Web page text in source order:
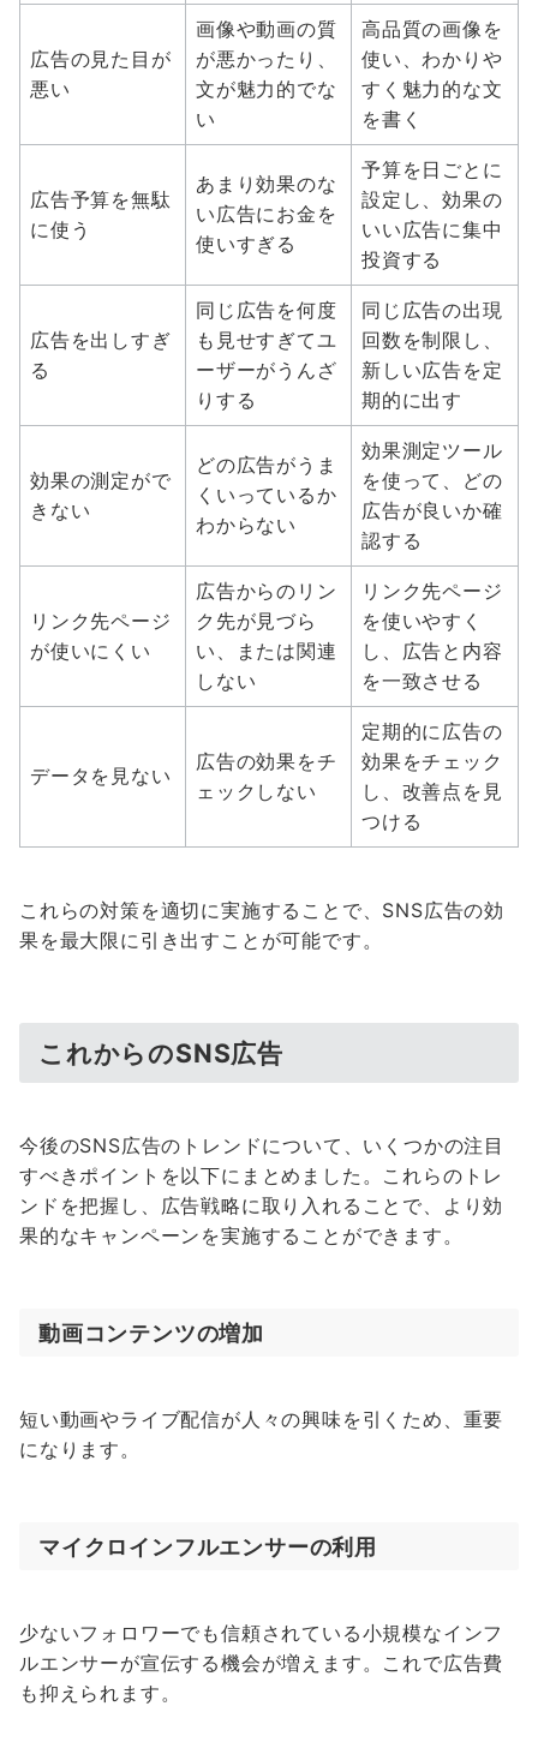
広告の見た目が
悪い
画像や動画の質
が悪かったり、
文が魅力的でな
い
高品質の画像を
使い、わかりや
すく魅力的な文
を書く
広告予算を無駄
に使う
あまり効果のな
い広告にお金を
使いすぎる
予算を日ごとに
設定し、効果の
いい広告に集中
投資する
広告を出しすぎ
る
同じ広告を何度
も見せすぎてユ
ーザーがうんざ
りする
同じ広告の出現
回数を制限し、
新しい広告を定
期的に出す
効果の測定がで
きない
どの広告がうま
くいっているか
わからない
効果測定ツール
を使って、どの
広告が良いか確
認する
リンク先ページ
が使いにくい
広告からのリン
ク先が見づら
い、または関連
しない
リンク先ページ
を使いやすく
し、広告と内容
を一致させる
データを見ない
広告の効果をチ
ェックしない
定期的に広告の
効果をチェック
し、改善点を見
つける
これらの対策を適切に実施することで、SNS広告の効
果を最大限に引き出すことが可能です。
これからのSNS広告
今後のSNS広告のトレンドについて、いくつかの注目
すべきポイントを以下にまとめました。これらのトレ
ンドを把握し、広告戦略に取り入れることで、より効
果的なキャンペーンを実施することができます。
動画コンテンツの増加
短い動画やライブ配信が人々の興味を引くため、重要
になります。
マイクロインフルエンサーの利用
少ないフォロワーでも信頼されている小規模なインフ
ルエンサーが宣伝する機会が増えます。これで広告費
も抑えられます。